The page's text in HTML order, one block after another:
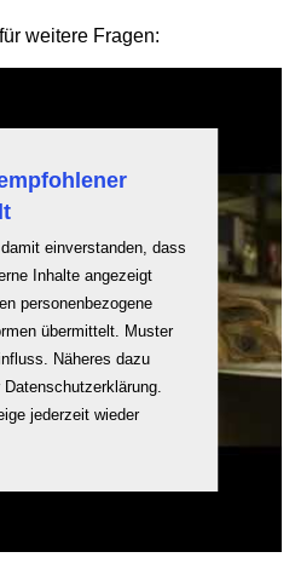
weitere Fragen:
einverstanden, dass
Inhalte angezeigt
personenbezogene
übermittelt. Muster
Näheres dazu
Datenschutzerklärung
jederzeit wieder